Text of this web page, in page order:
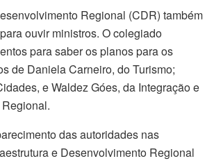
Regional (CDR) também
ouvir ministros. O colegiado
para saber os planos para os
de Daniela Carneiro, do Turismo;
e Waldez Góes, da Integração e
das autoridades nas
e Desenvolvimento Regional